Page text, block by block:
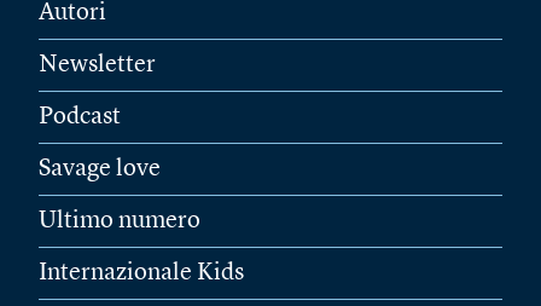
Autori
Newsletter
Podcast
Savage love
Ultimo numero
Internazionale Kids